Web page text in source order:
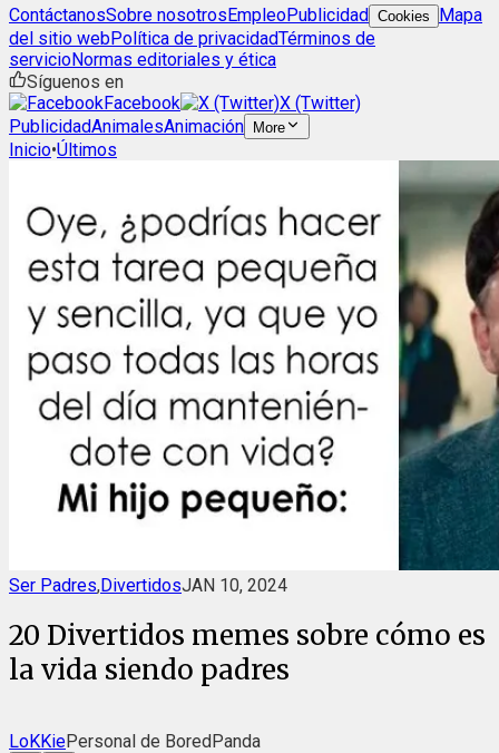
ContáctanosSobre nosotrosEmpleoPublicidad Cookies
Mapa
del sitio webPolítica de privacidadTérminos de
servicioNormas editoriales y ética
Síguenos en
Facebook
X (Twitter)
PublicidadAnimalesAnimación More
Inicio•Últimos
Ser Padres,DivertidosJAN 10, 2024
20 Divertidos memes sobre cómo es
la vida siendo padres
LoKKiePersonal de BoredPanda